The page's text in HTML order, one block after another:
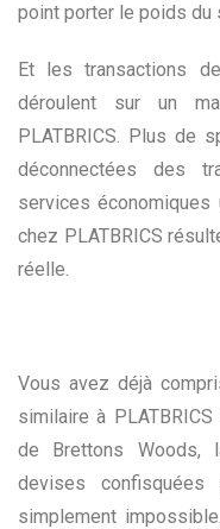
point porter le poids du
Et les transactions
déroulent sur un
PLATBRICS. Plus de
déconnectées des
services
chez PLATBRICS
réelle.
Vous avez déjà
similaire à
de Brettons Woods,
devises
simplement